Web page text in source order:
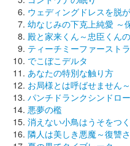
ウェディングドレスを脱
幼なじみの下克上純愛 ～
殿と家来くん～忠臣くん
ティーチミーファースト
でこぼこデルタ
あなたの特別な触り方
お局様とは呼ばせません
パンチドランクシンドロ
悪夢の檻
消えない小鳥はうそをつく
隣人は美しき悪魔～復讐